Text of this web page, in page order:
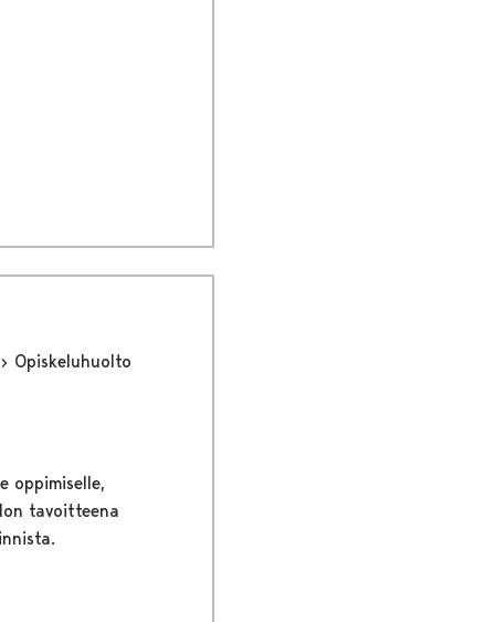
Opiskeluhuolto
oppimiselle,
tavoitteena